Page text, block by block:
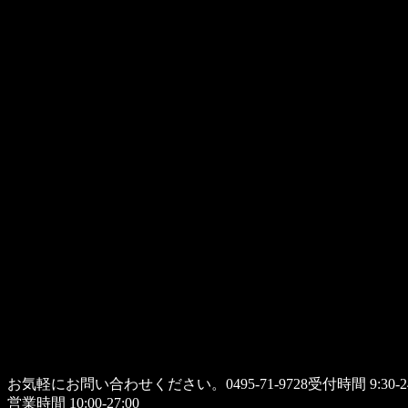
お気軽にお問い合わせください。 0495-71-9728受付時間 9:30-
営業時間 10:00-27:00